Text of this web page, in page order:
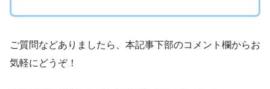
ご質問などありましたら、本記事下部のコメント欄からお
気軽にどうぞ！